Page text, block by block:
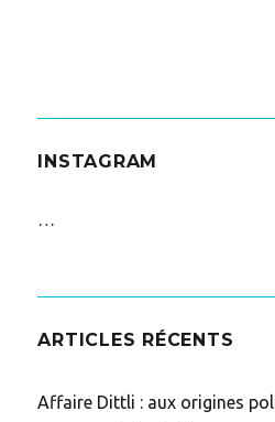
INSTAGRAM
…
ARTICLES RÉCENTS
Affaire Dittli : aux origines